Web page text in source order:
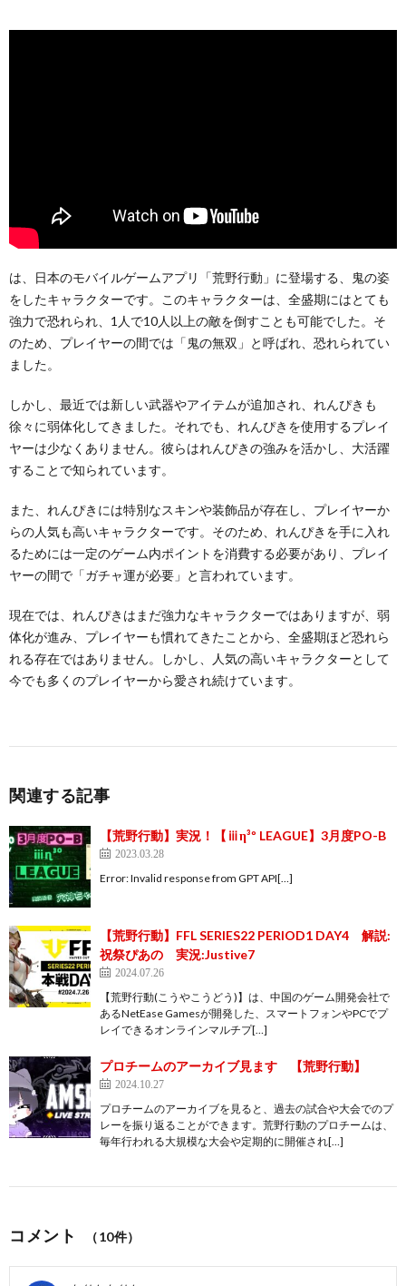
は、日本のモバイルゲームアプリ「荒野行動」に登場する、鬼の姿
をしたキャラクターです。このキャラクターは、全盛期にはとても
強力で恐れられ、1人で10人以上の敵を倒すことも可能でした。そ
のため、プレイヤーの間では「鬼の無双」と呼ばれ、恐れられてい
ました。
しかし、最近では新しい武器やアイテムが追加され、れんぴきも
徐々に弱体化してきました。それでも、れんぴきを使用するプレイ
ヤーは少なくありません。彼らはれんぴきの強みを活かし、大活躍
することで知られています。
また、れんぴきには特別なスキンや装飾品が存在し、プレイヤーか
らの人気も高いキャラクターです。そのため、れんぴきを手に入れ
るためには一定のゲーム内ポイントを消費する必要があり、プレイ
ヤーの間で「ガチャ運が必要」と言われています。
現在では、れんぴきはまだ強力なキャラクターではありますが、弱
体化が進み、プレイヤーも慣れてきたことから、全盛期ほど恐れら
れる存在ではありません。しかし、人気の高いキャラクターとして
今でも多くのプレイヤーから愛され続けています。
関連する記事
【荒野行動】実況！【ⅲη³º LEAGUE】3月度PO-B
2023.03.28
Error: Invalid response from GPT API[…]
【荒野行動】FFL SERIES22 PERIOD1 DAY4 解説:
祝祭ぴあの 実況:Justive7
2024.07.26
【荒野行動(こうやこうどう)】は、中国のゲーム開発会社で
あるNetEase Gamesが開発した、スマートフォンやPCでプ
レイできるオンラインマルチプ[…]
プロチームのアーカイブ見ます 【荒野行動】
2024.10.27
プロチームのアーカイブを見ると、過去の試合や大会でのプ
レーを振り返ることができます。荒野行動のプロチームは、
毎年行われる大規模な大会や定期的に開催され[…]
コメント （10件）